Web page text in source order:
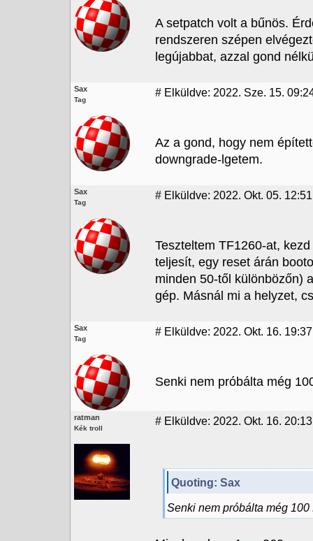
A setpatch volt a bűnös.
rendszeren szépen
legújabbat, azzal gond
Sax
Tag
# Elküldve: 2022. Sze. 15.
Az a gond, hogy nem
downgrade-lgetem.
Sax
Tag
# Elküldve: 2022. Okt. 05. 12:51
Teszteltem TF1260-at,
teljesít, egy reset árán
minden 50-től különbözőn)
gép. Másnál mi a helyzet,
Sax
Tag
# Elküldve: 2022. Okt. 16. 19:37
Senki nem próbálta még
ratman
Kék troll
# Elküldve: 2022. Okt. 16. 20:13
Quoting: Sax
Senki nem próbálta még